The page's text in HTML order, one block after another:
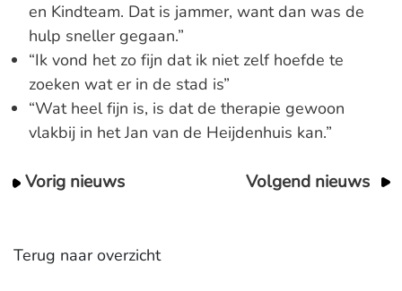
en Kindteam. Dat is jammer, want dan was de
hulp sneller gegaan.”
“Ik vond het zo fijn dat ik niet zelf hoefde te
zoeken wat er in de stad is”
“Wat heel fijn is, is dat de therapie gewoon
vlakbij in het Jan van de Heijdenhuis kan.”
Vorig nieuws Volgend nieuws
Terug naar overzicht